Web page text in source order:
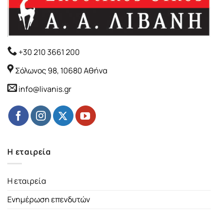
+30 210 3661 200
Σόλωνος 98, 10680 Αθήνα
info@livanis.gr
Η εταιρεία
Η εταιρεία
Ενημέρωση επενδυτών